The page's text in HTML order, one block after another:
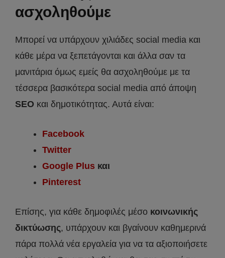
ασχοληθούμε
Μπορεί να υπάρχουν χιλιάδες social media και
κάθε μέρα να ξεπετάγονται και άλλα σαν τα
μανιτάρια όμως εμείς θα ασχοληθούμε με τα
τέσσερα βασικότερα social media από άποψη
SEO και δημοτικότητας. Αυτά είναι:
Facebook
Twitter
Google Plus και
Pinterest
Επίσης, για κάθε δημοφιλές μέσο κοινωνικής
δικτύωσης, υπάρχουν και βγαίνουν καθημερινά
πάρα πολλά νέα εργαλεία για να τα αξιοποιήσετε